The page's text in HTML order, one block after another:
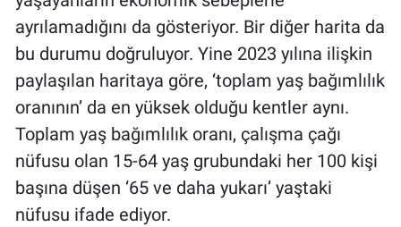
ayrılamadığını da gösteriyor. Bir diğer harita da
bu durumu doğruluyor. Yine 2023 yılına ilişkin
paylaşılan haritaya göre, ‘toplam yaş bağımlılık
oranının’ da en yüksek olduğu kentler aynı.
Toplam yaş bağımlılık oranı, çalışma çağı
nüfusu olan 15-64 yaş grubundaki her 100 kişi
başına düşen ‘65 ve daha yukarı’ yaştaki
nüfusu ifade ediyor.